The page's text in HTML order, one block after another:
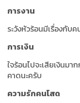
การงาน
ระวังหัวร้อนมีเรื่องกับ
การเงิน
ใจร้อนไปจะเสียเงินมา
คาดนะครับ
ความรักคนโสด